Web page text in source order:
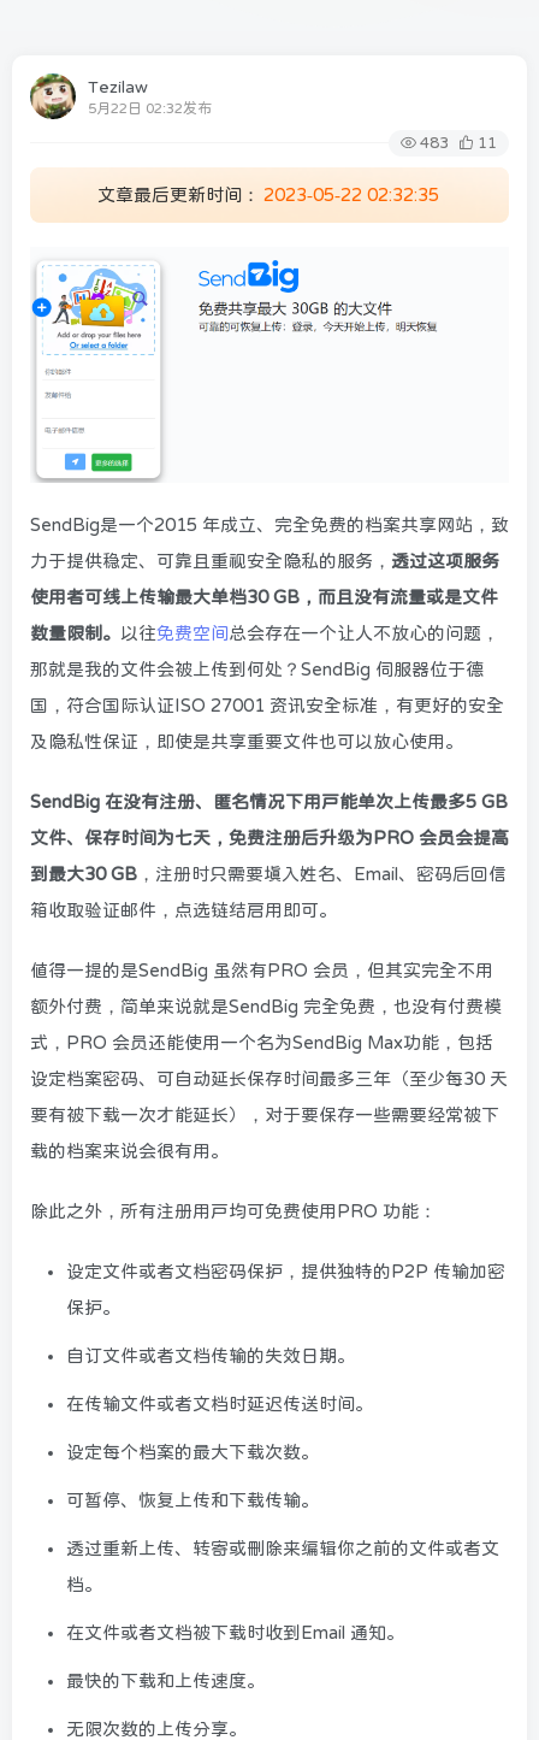
Tezilaw
5月22日 02:32发布
483 11
文章最后更新时间： 2023-05-22 02:32:35
SendBig是一个2015 年成立、完全免费的档案共享网站，致
力于提供稳定、可靠且重视安全隐私的服务， 透过这项服务
使用者可线上传输最大单档30 GB，而且没有流量或是文件
数量限制。
以往免费空间 总会存在一个让人不放心的问题，
那就是我的文件会被上传到何处？SendBig 伺服器位于德
国，符合国际认证ISO 27001 资讯安全标准，有更好的安全
及隐私性保证，即使是共享重要文件也可以放心使用。
SendBig 在没有注册、匿名情况下用户能单次上传最多5 GB
文件、保存时间为七天，免费注册后升级为PRO 会员会提高
到最大30 GB ，注册时只需要填入姓名、Email、密码后回信
箱收取验证邮件，点选链结启用即可。
值得一提的是SendBig 虽然有PRO 会员，但其实完全不用
额外付费，简单来说就是SendBig 完全免费，也没有付费模
式，PRO 会员还能使用一个名为SendBig Max功能，包括
设定档案密码、可自动延长保存时间最多三年（至少每30 天
要有被下载一次才能延长），对于要保存一些需要经常被下
载的档案来说会很有用。
除此之外，所有注册用户均可免费使用PRO 功能：
设定文件或者文档密码保护，提供独特的P2P 传输加密
保护。
自订文件或者文档传输的失效日期。
在传输文件或者文档时延迟传送时间。
设定每个档案的最大下载次数。
可暂停、恢复上传和下载传输。
透过重新上传、转寄或删除来编辑你之前的文件或者文
档。
在文件或者文档被下载时收到Email 通知。
最快的下载和上传速度。
无限次数的上传分享。